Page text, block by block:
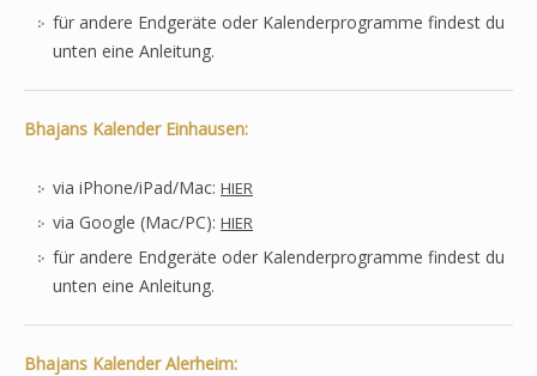
für andere Endgeräte oder Kalenderprogramme findest du
unten eine Anleitung.
Bhajans Kalender Einhausen:
via iPhone/iPad/Mac: HIER
via Google (Mac/PC): HIER
für andere Endgeräte oder Kalenderprogramme findest du
unten eine Anleitung.
Bhajans Kalender Alerheim: